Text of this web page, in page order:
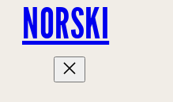
Hopp
innhold
NORSKI